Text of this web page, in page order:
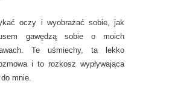
oczy i wyobrażać sobie, jak
gawędzą sobie o moich
Te uśmiechy, ta lekko
i to rozkosz wypływająca
mnie.